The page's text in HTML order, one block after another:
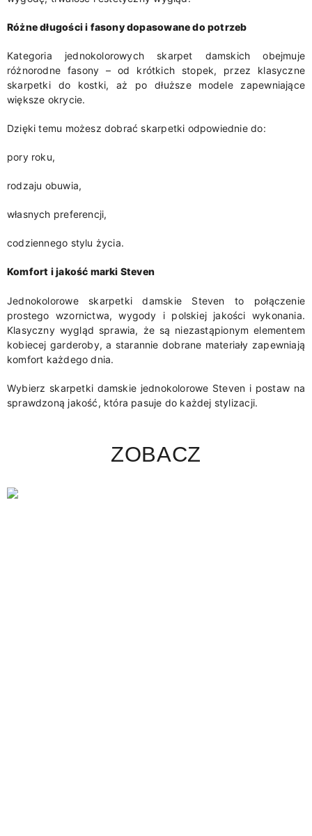
Różne długości i fasony dopasowane do potrzeb
Kategoria jednokolorowych skarpet damskich obejmuje
różnorodne fasony – od krótkich stopek, przez klasyczne
skarpetki do kostki, aż po dłuższe modele zapewniające
większe okrycie.
Dzięki temu możesz dobrać skarpetki odpowiednie do:
pory roku,
rodzaju obuwia,
własnych preferencji,
codziennego stylu życia.
Komfort i jakość marki Steven
Jednokolorowe skarpetki damskie Steven to połączenie
prostego wzornictwa, wygody i polskiej jakości wykonania.
Klasyczny wygląd sprawia, że są niezastąpionym elementem
kobiecej garderoby, a starannie dobrane materiały zapewniają
komfort każdego dnia.
Wybierz skarpetki damskie jednokolorowe Steven i postaw na
sprawdzoną jakość, która pasuje do każdej stylizacji.
ZOBACZ